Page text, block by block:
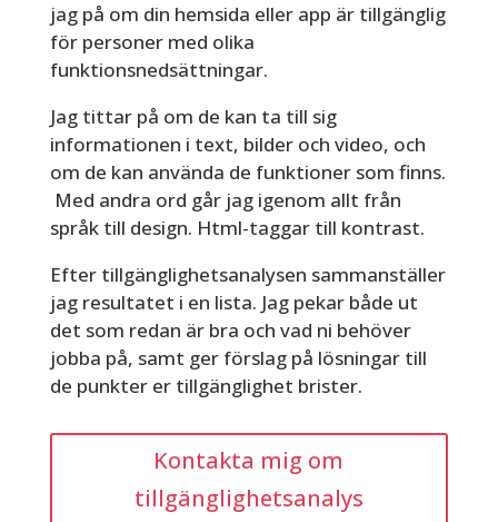
jag på om din hemsida eller app är tillgänglig
för personer med olika
funktionsnedsättningar.
Jag tittar på om de kan ta till sig
informationen i text, bilder och video, och
om de kan använda de funktioner som finns.
Med andra ord går jag igenom allt från
språk till design. Html-taggar till kontrast.
Efter tillgänglighetsanalysen sammanställer
jag resultatet i en lista. Jag pekar både ut
det som redan är bra och vad ni behöver
jobba på, samt ger förslag på lösningar till
de punkter er tillgänglighet brister.
Kontakta mig om
tillgänglighetsanalys